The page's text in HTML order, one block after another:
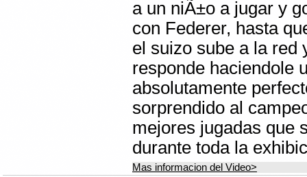
a un niÃ±o a jugar y
con Federer, hasta
el suizo sube a la red
responde haciendole
absolutamente
sorprendido al
mejores jugadas que
durante toda la
Mas informacion del Video>